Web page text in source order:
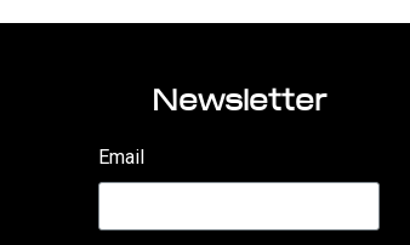
Newsletter
Email